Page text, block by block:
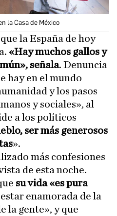
la Casa de México
la España de hoy
«Hay muchos gallos y
señala. Denuncia
hay en el mundo
y los pasos
y sociales», al
a los políticos
ser más generosos
».
más confesiones
de esta noche.
su vida «es pura
enamorada de la
la gente», y que